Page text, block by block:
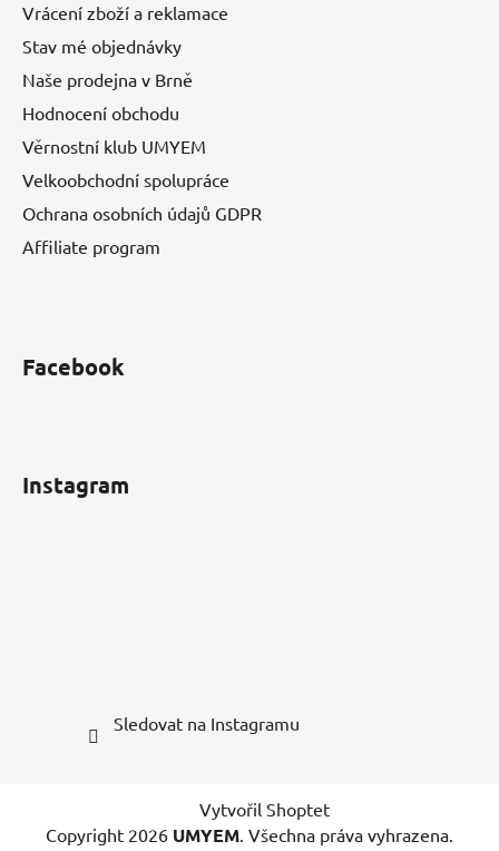
Vrácení zboží a reklamace
Stav mé objednávky
Naše prodejna v Brně
Hodnocení obchodu
Věrnostní klub UMYEM
Velkoobchodní spolupráce
Ochrana osobních údajů GDPR
Affiliate program
Facebook
Instagram
Sledovat na Instagramu
Vytvořil Shoptet
Copyright 2026 UMYEM. Všechna práva vyhrazena.